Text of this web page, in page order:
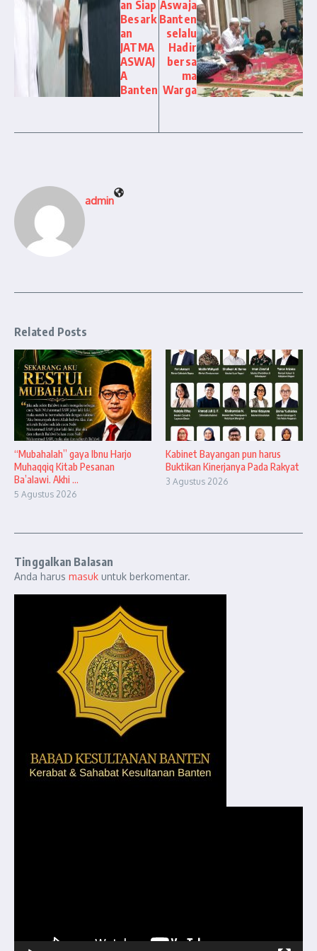
an Siap
Besark
an
JATMA
ASWAJ
A
Banten
Aswaja
Banten
selalu
Hadir
bersa
ma
Warga
admin
Related Posts
“Mubahalah” gaya Ibnu Harjo
Muhaqqiq Kitab Pesanan
Ba’alawi. Akhi ...
5 Agustus 2026
Kabinet Bayangan pun harus
Buktikan Kinerjanya Pada Rakyat
3 Agustus 2026
Tinggalkan Balasan
Anda harus masuk untuk berkomentar.